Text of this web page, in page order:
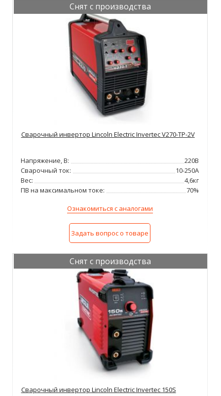
Снят с производства
Сварочный инвертор Lincoln Electric Invertec V270-TP-2V
Напряжение, В:
220В
Сварочный ток:
10-250А
Вес:
4,6кг
ПВ на максимальном токе:
70%
Ознакомиться с аналогами
Задать вопрос о товаре
Снят с производства
Сварочный инвертор Lincoln Electric Invertec 150S